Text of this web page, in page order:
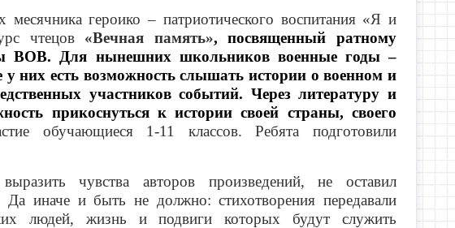
героико – патриотического воспитания «Я и
чтецов«Вечная память», посвященный ратному
ВОВ. Для нынешних школьников военные годы –
у них есть возможность слышать истории о военном и
участников событий. Через литературу и
прикоснуться к истории своей страны, своего
обучающиеся 1-11 классов. Ребята подготовили
чувства авторов произведений, не оставил
Да иначе и быть не должно: стихотворения передавали
людей, жизнь и подвиги которых будут служить